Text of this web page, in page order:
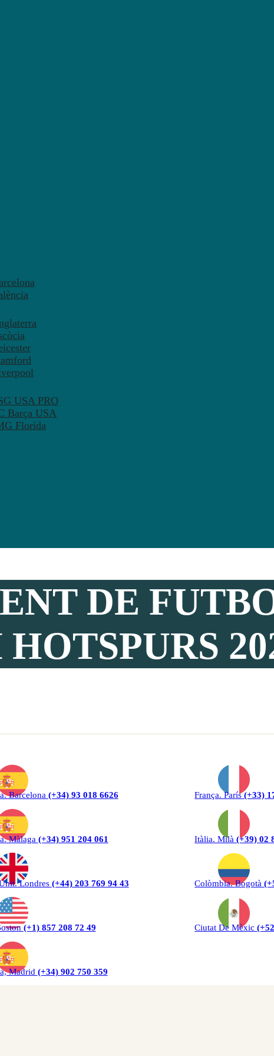
USA PRO
Barça USA
Florida
DE
Barcelona (+34) 93 018 6626
Màlaga (+34) 951 204 061
Londres (+44) 203 769 94 43
(+1) 857 208 72 49
Madrid (+34) 902 750 359
França. París(+33)
Itàlia. Milà(+39) 02
Colòmbia. Bogotà
Ciutat De Mèxic